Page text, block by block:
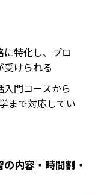
特化し、プロ
受けられる
入門コースから
まで対応してい
内容・時間割・